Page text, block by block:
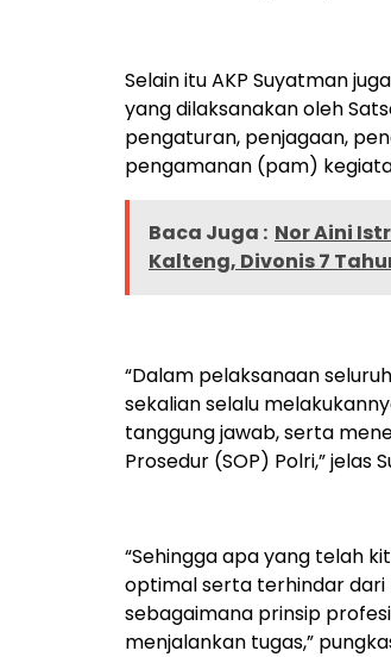
Selain itu AKP Suyatman
yang dilaksanakan oleh
pengaturan, penjagaan,
pengamanan (pam)
Baca Juga : Nor Aini
Kalteng, Divonis 7
“Dalam pelaksanaan
sekalian selalu
tanggung jawab, serta
Prosedur (SOP) Polri,” jelas
“Sehingga apa yang telah
optimal serta terhindar dari
sebagaimana prinsip
menjalankan tugas,”